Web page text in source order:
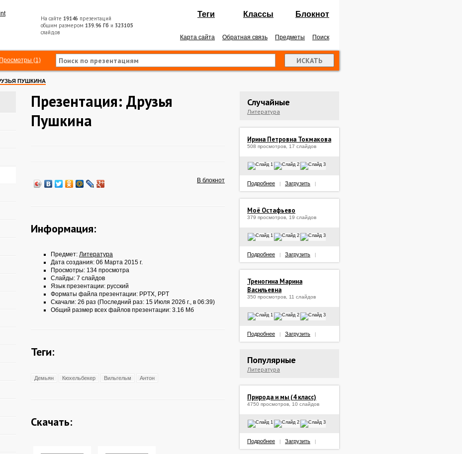
На сайте 19146 презентаций
общим размером 139.96 Гб и 323105
слайдов
Теги Классы Блокнот
Карта сайта Обратная связь Предметы Поиск
Просмотры (1)
ПУШКИНА
Презентация: Друзья
Пушкина
В блокнот
Информация:
Предмет: Литература
Дата создания: 06 Марта 2015 г.
Просмотры: 134 просмотра
Слайды: 7 слайдов
Язык презентации: русский
Форматы файла презентации: PPTX, PPT
Скачали: 26 раз (Последний раз: 15 Июля 2026 г., в 06:39)
Общий размер всех файлов презентации: 3.16 Мб
Теги:
Демьян Кюхельбекер Вильгельм Антон
Скачать:
Случайные
Литература
Ирина Петровна Токмакова
508 просмотров, 17 слайдов
Подробнее Загрузить
Моё Остафьево
379 просмотров, 19 слайдов
Подробнее Загрузить
Треногина Марина
Васильевна
350 просмотров, 11 слайдов
Подробнее Загрузить
Популярные
Литература
Природа и мы (4 класс)
4750 просмотров, 10 слайдов
Подробнее Загрузить